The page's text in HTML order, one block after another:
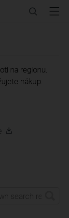
SearchMenu
na regionu.
nákup.